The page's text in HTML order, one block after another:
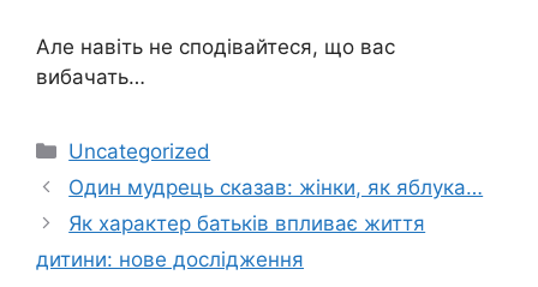
Але навіть не сподівайтеся, що вас
вибачать…
Категорії
Uncategorized
Один мудрець сказав: жінки, як яблука…
Як характер батьків впливає життя
дитини: нове дослідження